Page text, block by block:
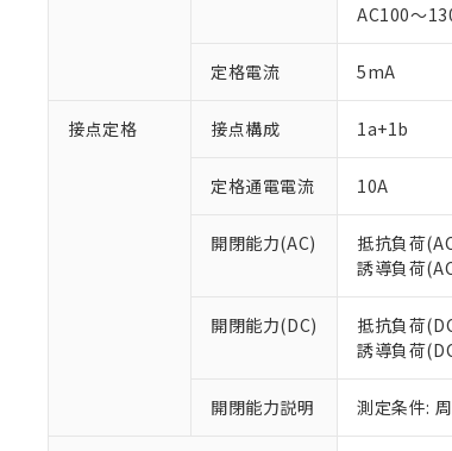
AC100～
定格電流 5mA
接点定格 接点構成 1a+1b
定格通電電流 10A
開閉能力(AC)
抵抗負荷
誘導負荷
開閉能力(DC)
抵抗負荷
誘導負荷
開閉能力説明 測定条件:
ご利
以下の
く
当
在
の
い
正
当
オ
在
対
調査・
非該当
仕入先
があり
六価クロ
フタル酸
ル（DBP
但し、
※2 対
部品在
※1 中
「×」：
「－」
*中国
DBP(フタ
DEHP(フ
※2 環
う
な
当
当
置
当
ま
た
記
号
○
△
－